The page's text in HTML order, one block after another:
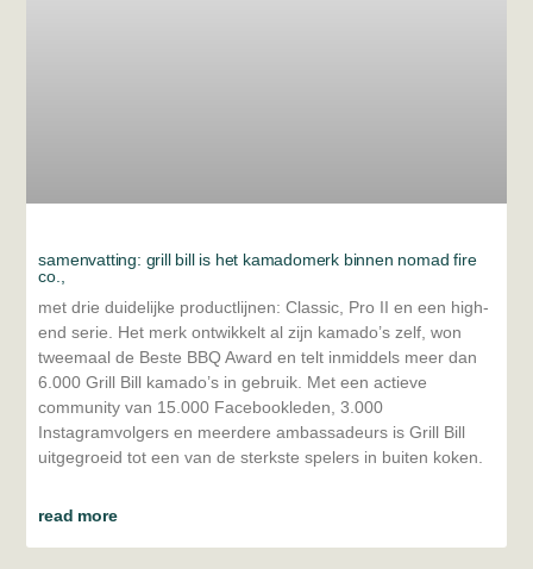
samenvatting: grill bill is het kamadomerk binnen nomad fire
co.,
met drie duidelijke productlijnen: Classic, Pro II en een high-
end serie. Het merk ontwikkelt al zijn kamado’s zelf, won
tweemaal de Beste BBQ Award en telt inmiddels meer dan
6.000 Grill Bill kamado’s in gebruik. Met een actieve
community van 15.000 Facebookleden, 3.000
Instagramvolgers en meerdere ambassadeurs is Grill Bill
uitgegroeid tot een van de sterkste spelers in buiten koken.
read more